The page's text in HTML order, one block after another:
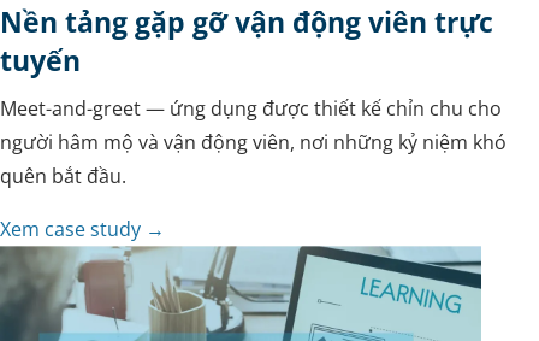
Nền tảng gặp gỡ vận động viên trực
tuyến
Meet-and-greet — ứng dụng được thiết kế chỉn chu cho
người hâm mộ và vận động viên, nơi những kỷ niệm khó
quên bắt đầu.
Xem case study →